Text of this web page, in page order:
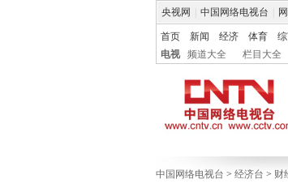
央视网 中国网络电视台
首页 新闻 经济 体育
电视
频道大全 栏目大全
中国网络电视台 > 经济台 > 财